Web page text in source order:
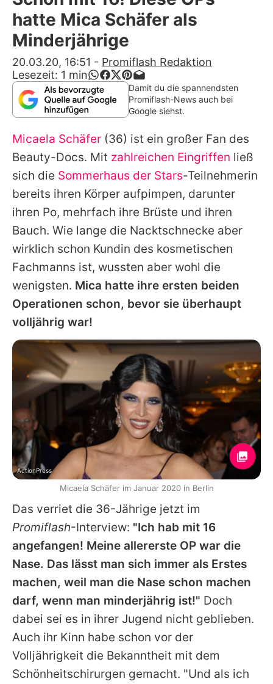
Alle Themen auf Promiflash
App runterladen
Team
Redaktionelle Richtlinien
Impressum
Datenschutzerklärung
Nutzungsbedingungen
Utiq verwalten
hatte Mica Schäfer als
Minderjährige
20.03.20, 16:51 - Promiflash Redaktion
Lesezeit: 1 min
Damit du die spannendsten
Promiflash-News auch bei
Google siehst.
Micaela Schäfer (36) ist ein großer Fan des
Beauty-Docs. Mit zahlreichen Eingriffen ließ
sich die Sommerhaus der Stars-Teilnehmerin
bereits ihren Körper aufpimpen, darunter
ihren Po, mehrfach ihre Brüste und ihren
Bauch. Wie lange die Nacktschnecke aber
wirklich schon Kundin des kosmetischen
Fachmanns ist, wussten aber wohl die
wenigsten. Mica hatte ihre ersten beiden
Operationen schon, bevor sie überhaupt
volljährig war!
Das verriet die 36-Jährige jetzt im
Promiflash-Interview: "Ich hab mit 16
angefangen! Meine allererste OP war die
Nase. Das lässt man sich immer als Erstes
machen, weil man die Nase schon machen
darf, wenn man minderjährig ist!" Doch
dabei sei es in ihrer Jugend nicht geblieben.
Auch ihr Kinn habe schon vor der
Volljährigkeit die Bekanntheit mit dem
Schönheitschirurgen gemacht. "Und als ich
ActionPress
Micaela Schäfer im Januar 2020 in Berlin